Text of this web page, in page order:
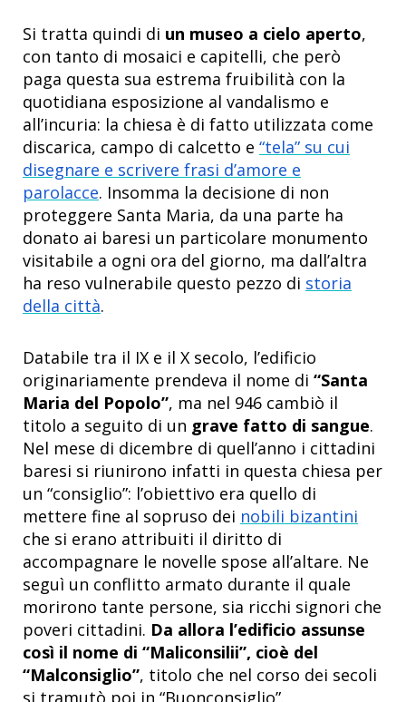
Si tratta quindi di un museo a cielo aperto,
con tanto di mosaici e capitelli, che però
paga questa sua estrema fruibilità con la
quotidiana esposizione al vandalismo e
all’incuria: la chiesa è di fatto utilizzata come
discarica, campo di calcetto e “tela” su cui
disegnare e scrivere frasi d’amore e
parolacce. Insomma la decisione di non
proteggere Santa Maria, da una parte ha
donato ai baresi un particolare monumento
visitabile a ogni ora del giorno, ma dall’altra
ha reso vulnerabile questo pezzo di storia
della città.
Databile tra il IX e il X secolo, l’edificio
originariamente prendeva il nome di “Santa
Maria del Popolo”, ma nel 946 cambiò il
titolo a seguito di un grave fatto di sangue.
Nel mese di dicembre di quell’anno i cittadini
baresi si riunirono infatti in questa chiesa per
un “consiglio”: l’obiettivo era quello di
mettere fine al sopruso dei nobili bizantini
che si erano attribuiti il diritto di
accompagnare le novelle spose all’altare. Ne
seguì un conflitto armato durante il quale
morirono tante persone, sia ricchi signori che
poveri cittadini. Da allora l’edificio assunse
così il nome di “Maliconsilii”, cioè del
“Malconsiglio”, titolo che nel corso dei secoli
si tramutò poi in “Buonconsiglio”.